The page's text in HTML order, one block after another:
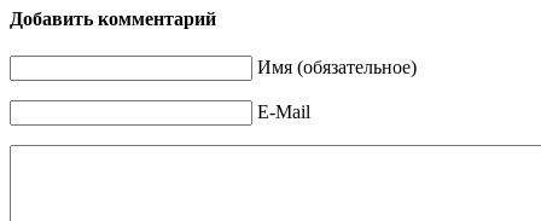
Добавить комментарий
Имя (обязательное)
E-Mail